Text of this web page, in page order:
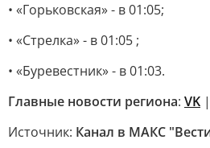
• «Горьковская» - в 01:05;
• «Стрелка» - в 01:05 ;
• «Буревестник» - в 01:03.
Главные новости региона: VK |
Источник: Канал в МАКС